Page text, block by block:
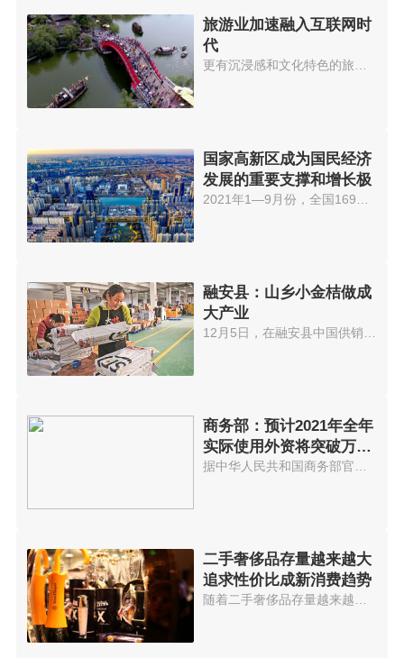
旅游业加速融入互联网时
代
更有沉浸感和文化特色的旅行、通...
国家高新区成为国民经济
发展的重要支撑和增长极
融安县：山乡小金桔做成
大产业
商务部：预计2021年全年
实际使用外资将突破万亿
元大关
二手奢侈品存量越来越大
追求性价比成新消费趋势